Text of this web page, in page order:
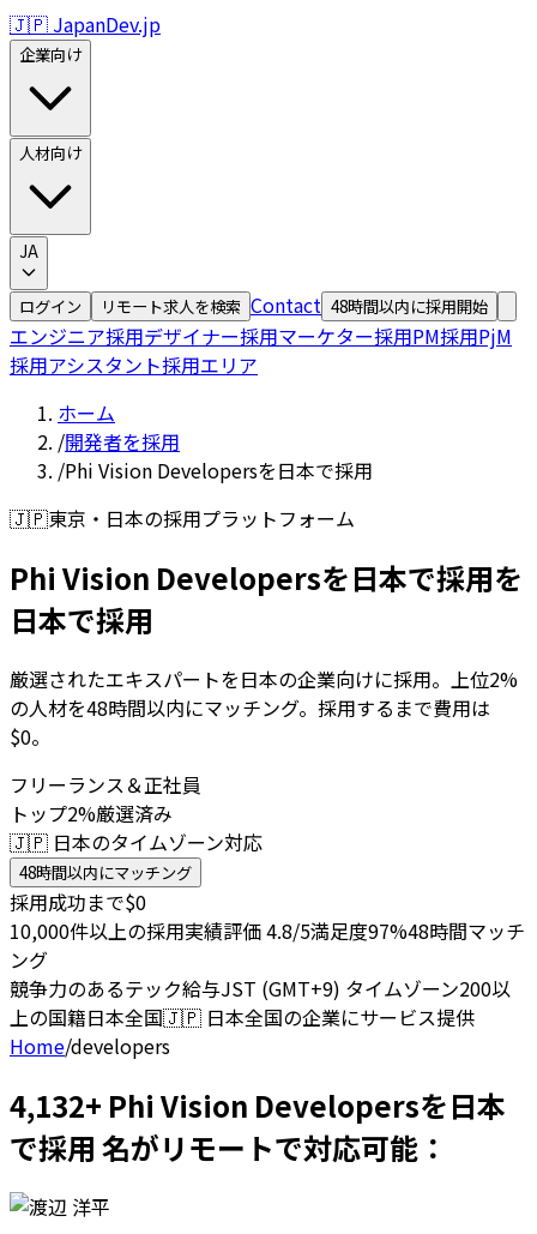
🇯🇵 JapanDev.jp
企業向け
人材向け
JA
ログイン リモート求人を検索 Contact 48時間以内に採用開始
エンジニア採用デザイナー採用マーケター採用PM採用PjM
採用アシスタント採用エリア
ホーム
/開発者を採用
/Phi Vision Developersを日本で採用
🇯🇵東京・日本の採用プラットフォーム
Phi Vision Developersを日本で採用を
日本で採用
厳選されたエキスパートを日本の企業向けに採用。上位2%
の人材を48時間以内にマッチング。採用するまで費用は
$0。
フリーランス＆正社員
トップ2%厳選済み
🇯🇵 日本のタイムゾーン対応
48時間以内にマッチング
採用成功まで$0
10,000件以上の採用実績評価 4.8/5満足度97%48時間マッチ
ング
競争力のあるテック給与JST (GMT+9) タイムゾーン200以
上の国籍日本全国🇯🇵 日本全国の企業にサービス提供
Home/developers
4,132+ Phi Vision Developersを日本
で採用 名がリモートで対応可能：